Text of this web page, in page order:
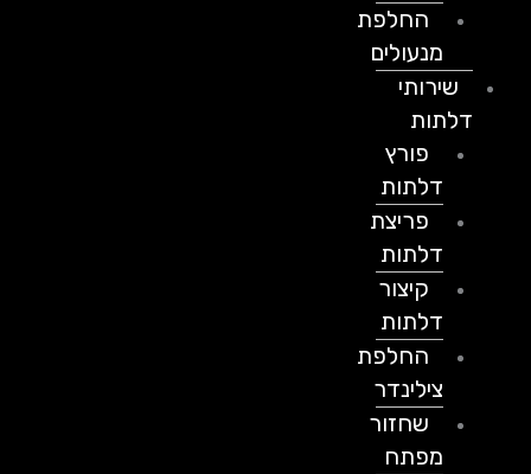
החלפת
מנעולים
שירותי
דלתות
פורץ
דלתות
פריצת
דלתות
קיצור
דלתות
החלפת
צילינדר
שחזור
מפתח